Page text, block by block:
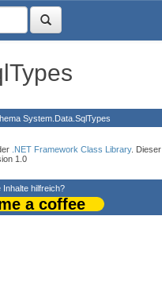
System.Data.SqlTypes
.NET Framework Class Library. Dieser
1.0
Inhalte hilfreich?
a coffee